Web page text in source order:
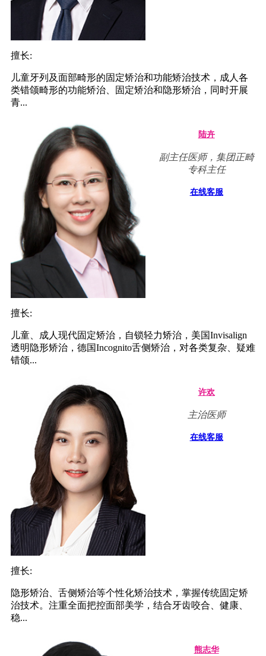
擅长:
儿童牙列及面部畸形的固定矫治和功能矫治技术，成人各
类错颌畸形的功能矫治、固定矫治和隐形矫治，同时开展
青...
陆卉
副主任医师，集团正畸
专科主任
在线客服
擅长:
儿童、成人现代固定矫治，自锁轻力矫治，美国Invisalign
透明隐形矫治，德国Incognito舌侧矫治，对各类复杂、疑难
错颌...
许欢
主治医师
在线客服
擅长:
隐形矫治、舌侧矫治等个性化矫治技术，掌握传统固定矫
治技术。注重全面把控面部美学，结合牙齿咬合、健康、
稳...
熊志华